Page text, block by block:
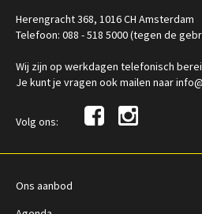
Herengracht 368, 1016 CH Amsterdam
Telefoon: 088 - 518 5000 (tegen de
Wij zijn op werkdagen telefonisch
Je kunt je vragen ook mailen naar
Volg ons:
Ons aanbod